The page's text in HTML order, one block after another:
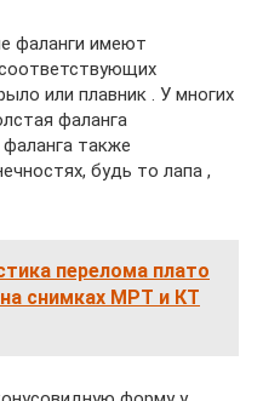
фаланги имеют
или плавник . У многих
фаланга
также
будь то лапа ,
перелома плато
снимках МРТ и КТ